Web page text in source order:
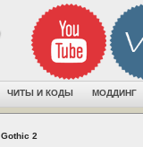
ЧИТЫ И КОДЫ МОДДИНГ
Gothic 2